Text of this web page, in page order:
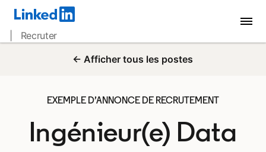
| Recruter
← Afficher tous les postes
EXEMPLE D’ANNONCE DE RECRUTEMENT
Ingénieur(e) Data